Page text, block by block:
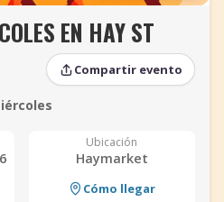
EN HAY ST
Compartir evento
Ubicación
Haymarket
Cómo llegar